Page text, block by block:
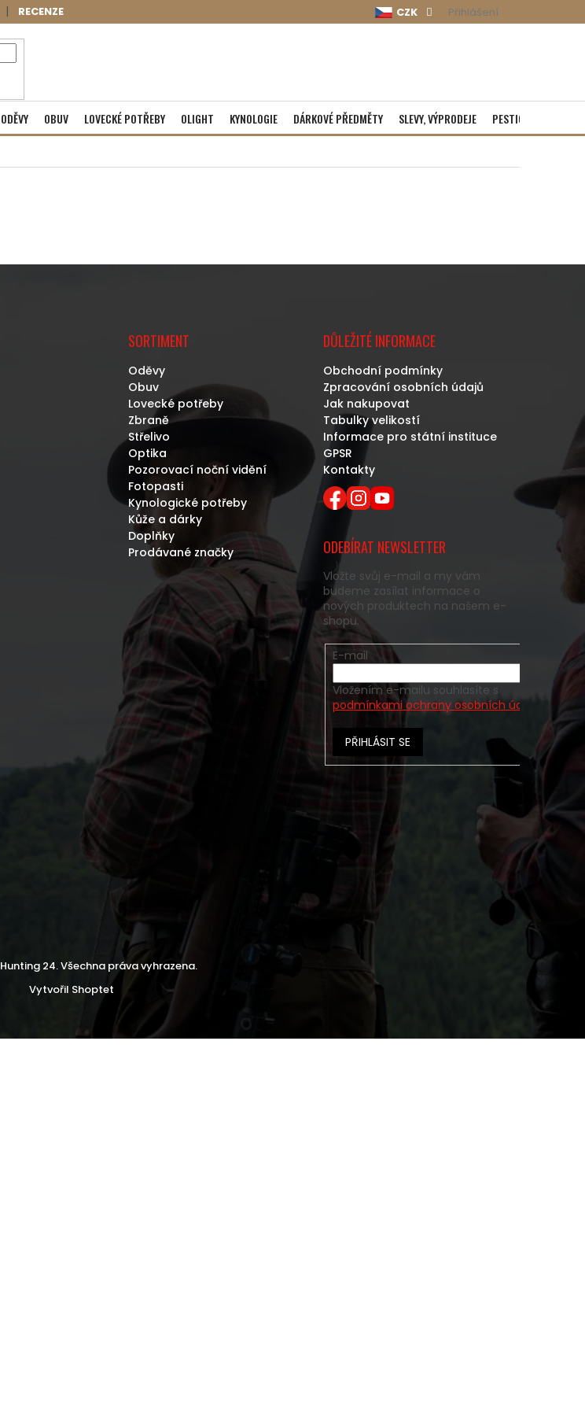
RECENZE CZK Přihlášení
NÁKUPNÍ
KOŠÍK
Prázdný košík
ODĚVY OBUV LOVECKÉ POTŘEBY OLIGHT KYNOLOGIE DÁRKOVÉ PŘEDMĚTY SLEVY, VÝPRODEJE PESTICIDY
SORTIMENT
Oděvy
Obuv
Lovecké potřeby
Zbraně
Střelivo
Optika
Pozorovací noční vidění
Fotopasti
Kynologické potřeby
Kůže a dárky
Doplňky
Prodávané značky
DŮLEŽITÉ INFORMACE
Obchodní podmínky
Zpracování osobních údajů
Jak nakupovat
Tabulky velikostí
Informace pro státní instituce
GPSR
Kontakty
ODEBÍRAT NEWSLETTER
Vložte svůj e-mail a my vám
budeme zasílat informace o
nových produktech na našem e-
shopu.
E-mail
Vložením e-mailu souhlasíte s
podmínkami ochrany osobních údajů
PŘIHLÁSIT SE
Vytvořil Shoptet
Hunting 24. Všechna práva vyhrazena.